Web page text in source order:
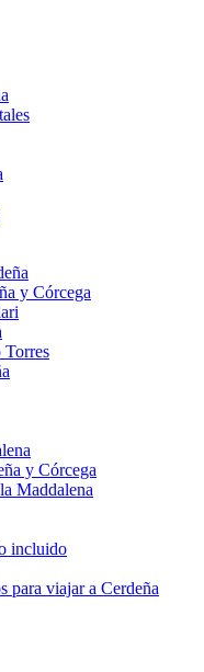
y Córcega
Torres
y Córcega
Maddalena
incluido
para viajar a Cerdeña